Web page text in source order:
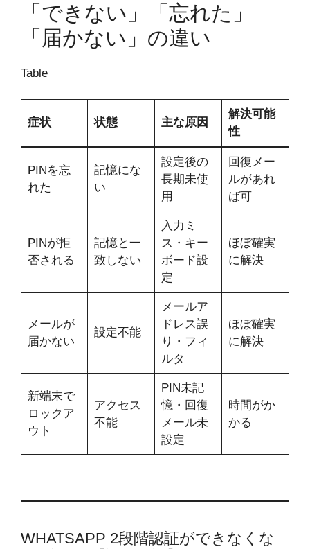
「できない」「忘れた」
「届かない」の違い
Table
症状 状態 主な原因
解決可能
性
PINを忘
れた
記憶にな
い
設定後の
長期未使
用
回復メー
ルがあれ
ば可
PINが拒
否される
記憶と一
致しない
入力ミ
ス・キー
ボード設
定
ほぼ確実
に解決
メールが
届かない
設定不能
メールア
ドレス誤
り・フィ
ルタ
ほぼ確実
に解決
新端末で
ロックア
ウト
アクセス
不能
PIN未記
憶・回復
メール未
設定
時間がか
かる
WHATSAPP 2段階認証ができなくな